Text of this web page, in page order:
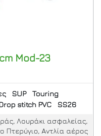
Mod-23
SUP
Touring
stitch PVC SS26
Λουράκι ασφαλείας,
Πτερύγιο, Αντλία αέρος